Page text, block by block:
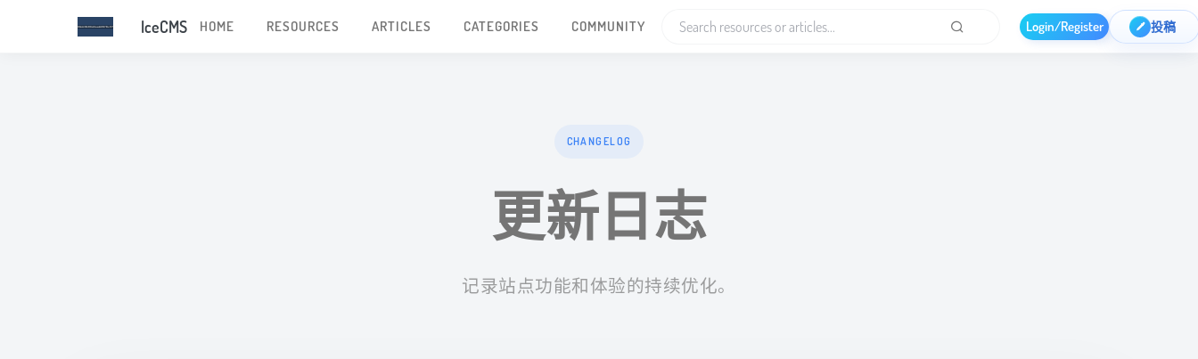
IceCMS HOME RESOURCES ARTICLES CATEGORIES COMMUNITY Login/Register 投稿
CHANGELOG
更新日志
记录站点功能和体验的持续优化。